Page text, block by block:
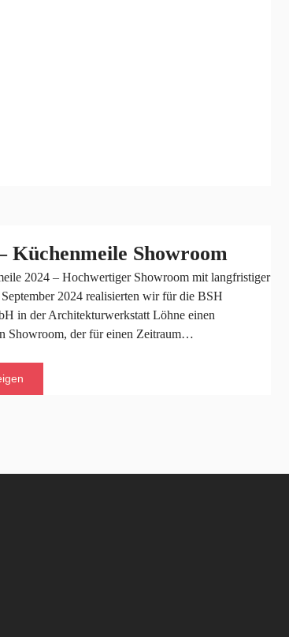
Küchenmeile Showroom
2024 – Hochwertiger Showroom mit langfristiger
2024 realisierten wir für die BSH
in der Architekturwerkstatt Löhne einen
Showroom, der für einen Zeitraum…